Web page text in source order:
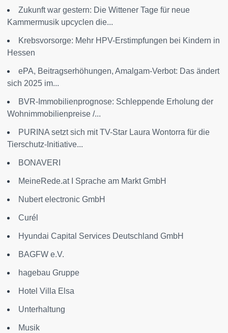
Zukunft war gestern: Die Wittener Tage für neue
Kammermusik upcyclen die...
Krebsvorsorge: Mehr HPV-Erstimpfungen bei Kindern in
Hessen
ePA, Beitragserhöhungen, Amalgam-Verbot: Das ändert
sich 2025 im...
BVR-Immobilienprognose: Schleppende Erholung der
Wohnimmobilienpreise /...
PURINA setzt sich mit TV-Star Laura Wontorra für die
Tierschutz-Initiative...
BONAVERI
MeineRede.at I Sprache am Markt GmbH
Nubert electronic GmbH
Curél
Hyundai Capital Services Deutschland GmbH
BAGFW e.V.
hagebau Gruppe
Hotel Villa Elsa
Unterhaltung
Musik